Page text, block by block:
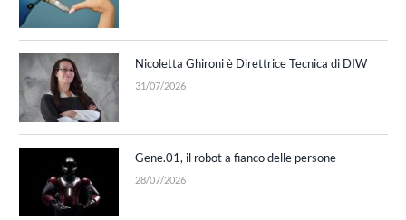
Nicoletta Ghironi è Direttrice Tecnica di DIW
31/07/2026
Gene.01, il robot a fianco delle persone
28/07/2026